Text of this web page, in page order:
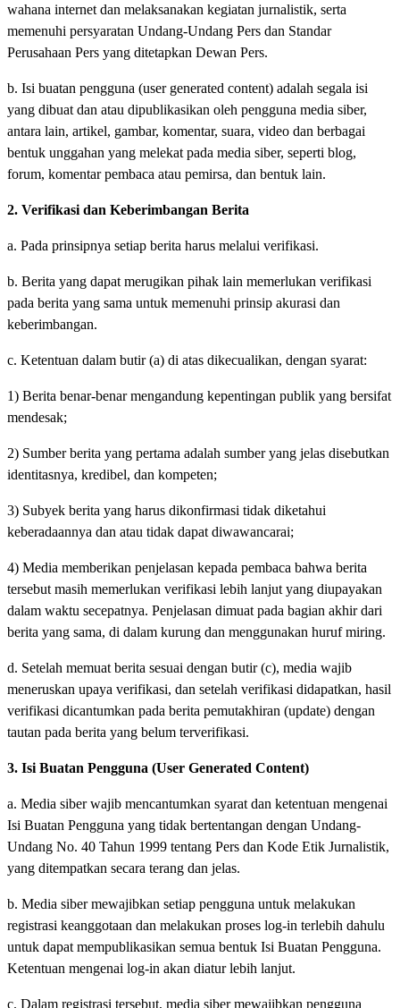
wahana internet dan melaksanakan kegiatan jurnalistik, serta
memenuhi persyaratan Undang-Undang Pers dan Standar
Perusahaan Pers yang ditetapkan Dewan Pers.
b. Isi buatan pengguna (user generated content) adalah segala isi
yang dibuat dan atau dipublikasikan oleh pengguna media siber,
antara lain, artikel, gambar, komentar, suara, video dan berbagai
bentuk unggahan yang melekat pada media siber, seperti blog,
forum, komentar pembaca atau pemirsa, dan bentuk lain.
2. Verifikasi dan Keberimbangan Berita
a. Pada prinsipnya setiap berita harus melalui verifikasi.
b. Berita yang dapat merugikan pihak lain memerlukan verifikasi
pada berita yang sama untuk memenuhi prinsip akurasi dan
keberimbangan.
c. Ketentuan dalam butir (a) di atas dikecualikan, dengan syarat:
1) Berita benar-benar mengandung kepentingan publik yang bersifat
mendesak;
2) Sumber berita yang pertama adalah sumber yang jelas disebutkan
identitasnya, kredibel, dan kompeten;
3) Subyek berita yang harus dikonfirmasi tidak diketahui
keberadaannya dan atau tidak dapat diwawancarai;
4) Media memberikan penjelasan kepada pembaca bahwa berita
tersebut masih memerlukan verifikasi lebih lanjut yang diupayakan
dalam waktu secepatnya. Penjelasan dimuat pada bagian akhir dari
berita yang sama, di dalam kurung dan menggunakan huruf miring.
d. Setelah memuat berita sesuai dengan butir (c), media wajib
meneruskan upaya verifikasi, dan setelah verifikasi didapatkan, hasil
verifikasi dicantumkan pada berita pemutakhiran (update) dengan
tautan pada berita yang belum terverifikasi.
3. Isi Buatan Pengguna (User Generated Content)
a. Media siber wajib mencantumkan syarat dan ketentuan mengenai
Isi Buatan Pengguna yang tidak bertentangan dengan Undang-
Undang No. 40 Tahun 1999 tentang Pers dan Kode Etik Jurnalistik,
yang ditempatkan secara terang dan jelas.
b. Media siber mewajibkan setiap pengguna untuk melakukan
registrasi keanggotaan dan melakukan proses log-in terlebih dahulu
untuk dapat mempublikasikan semua bentuk Isi Buatan Pengguna.
Ketentuan mengenai log-in akan diatur lebih lanjut.
c. Dalam registrasi tersebut, media siber mewajibkan pengguna